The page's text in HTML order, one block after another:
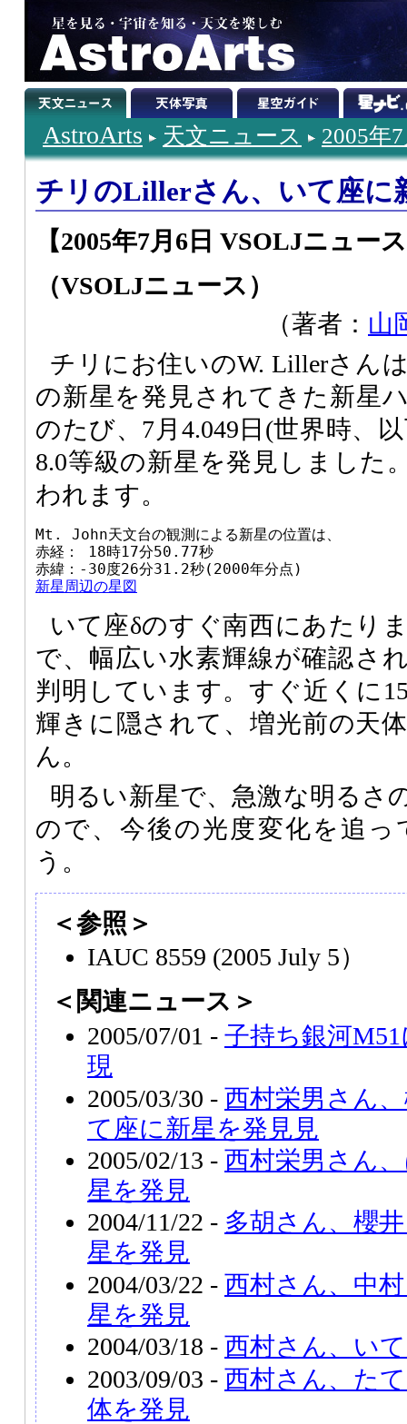
AstroArts 天文ニュース 2005年
チリのLillerさん、いて座に
【2005年7月6日 VSOLJニュー
（VSOLJニュース）
（著者： 山
チリにお住いのW. Lillerさん
の新星を発見されてきた新星
のたび、7月4.049日(世界時、
8.0等級の新星を発見しました
われます。
Mt. John天文台の観測による新星の位置は、
赤経： 18時17分50.77秒
新星周辺の星図
いて座δのすぐ南西にあたり
で、幅広い水素輝線が確認さ
判明しています。すぐ近くに
輝きに隠されて、増光前の天
ん。
明るい新星で、急激な明るさ
ので、今後の光度変化を追
う。
＜参照＞
IAUC 8559 (2005 July 5）
＜関連ニュース＞
2005/07/01 - 子持ち銀河M51
現
2005/03/30 - 西村栄男さん
て座に新星を発見見
2005/02/13 - 西村栄男さん
星を発見
2004/11/22 - 多胡さん、櫻
星を発見
2004/03/22 - 西村さん、中
星を発見
2004/03/18 - 西村さん、い
2003/09/03 - 西村さん、た
体を発見